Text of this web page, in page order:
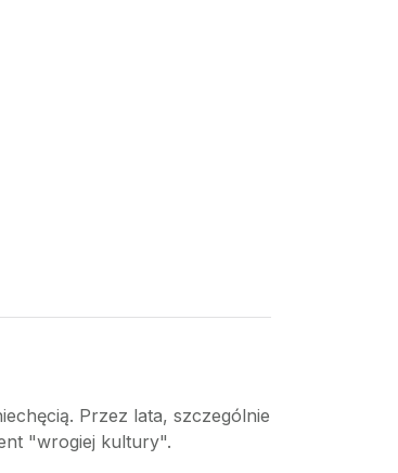
Przez lata, szczególnie
"wrogiej kultury".